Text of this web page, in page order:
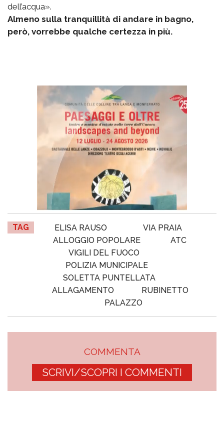
dell’acqua».
Almeno sulla tranquillità di andare in bagno,
però, vorrebbe qualche certezza in più.
TAG ELISA RAUSO
VIA PRAIA
ALLOGGIO POPOLARE
ATC
VIGILI DEL FUOCO
POLIZIA MUNICIPALE
SOLETTA PUNTELLATA
ALLAGAMENTO
RUBINETTO
PALAZZO
COMMENTA
SCRIVI/SCOPRI I COMMENTI